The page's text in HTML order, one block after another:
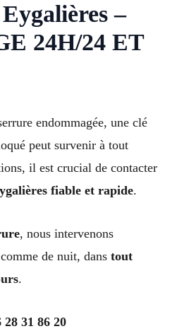
–
24H/24 ET
endommagée, une clé
peut survenir à tout
il est crucial de contacter
fiable et rapide.
, nous intervenons
de nuit, dans tout
.
31 86 20